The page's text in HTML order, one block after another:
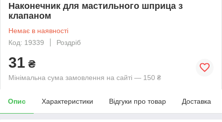
Наконечник для мастильного шприца з
клапаном
Немає в наявності
Код: 19339
Роздріб
31 ₴
Мінімальна сума замовлення на сайті — 150 ₴
Опис Характеристики Відгуки про товар Доставка